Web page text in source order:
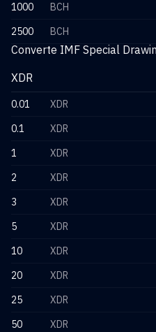
1000
BCH
2500
BCH
Converte IMF Special
XDR
0.01 XDR
0.1
XDR
1
XDR
2
XDR
3
XDR
5
XDR
10
XDR
20
XDR
25
XDR
50
XDR